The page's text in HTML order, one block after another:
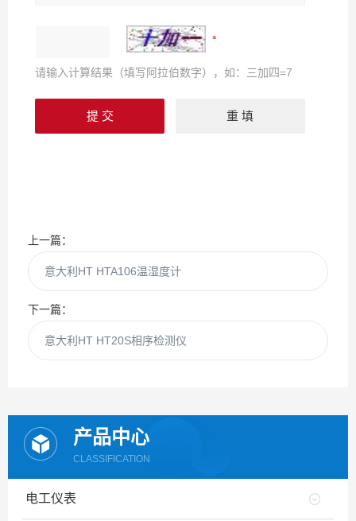
请输入计算结果（填写阿拉伯数字），如：三加四=7
上一篇：
意大利HT HTA106温湿度计
下一篇：
意大利HT HT20S相序检测仪
产品中心
CLASSIFICATION
电工仪表